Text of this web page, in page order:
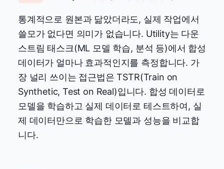
통계적으로 원본과 닮았더라도, 실제 작업에서
쓸모가 없다면 의미가 없습니다. Utility는 다운
스트림 태스크(ML 모델 학습, 분석 등)에서 합성
데이터가 얼마나 효과적인지를 측정합니다. 가
장 널리 쓰이는 접근법은 TSTR(Train on
Synthetic, Test on Real)입니다. 합성 데이터로
모델을 학습하고 실제 데이터로 테스트하여, 실
제 데이터만으로 학습한 모델과 성능을 비교합
니다.